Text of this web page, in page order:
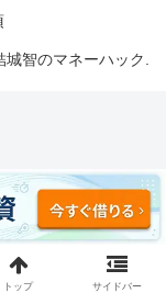
智のマネーハック.
トップ サイドバー